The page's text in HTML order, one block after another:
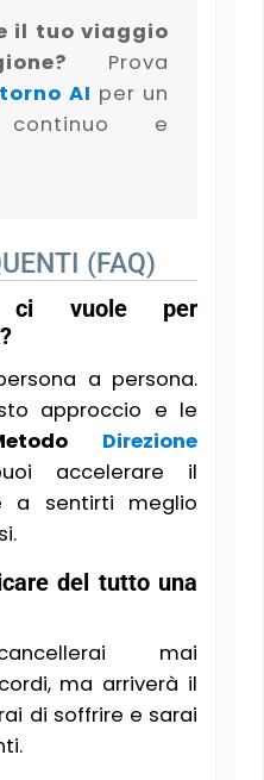
il tuo viaggio
Prova
AI per un
continuo e
(FAQ)
ci vuole per
a persona.
approccio e le
Direzione
accelerare il
a sentirti meglio
del tutto una
mai
ma arriverà il
di soffrire e sarai